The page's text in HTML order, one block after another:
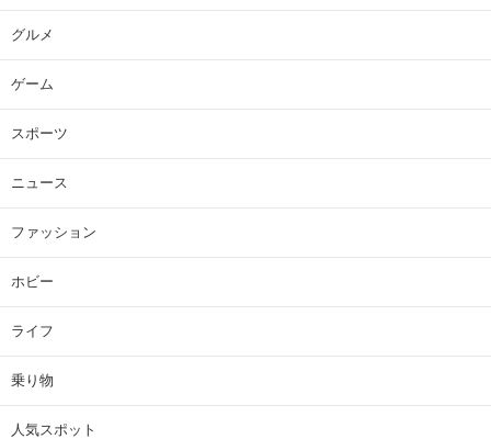
グルメ
ゲーム
スポーツ
ニュース
ファッション
ホビー
ライフ
乗り物
人気スポット